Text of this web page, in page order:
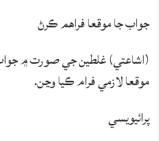
جواب جا موقعا فراهم ڪرڻ
(اشاعتي) غلطين جي صورت ۾
موقعا لازمي فرام ڪيا وڃن.
پرائيويسي